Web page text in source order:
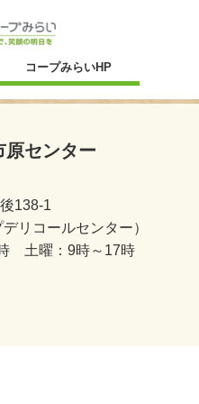
コープみらいHP新規ウィンドウ
原センター
138-1
リコールセンター）
土曜：9時～17時